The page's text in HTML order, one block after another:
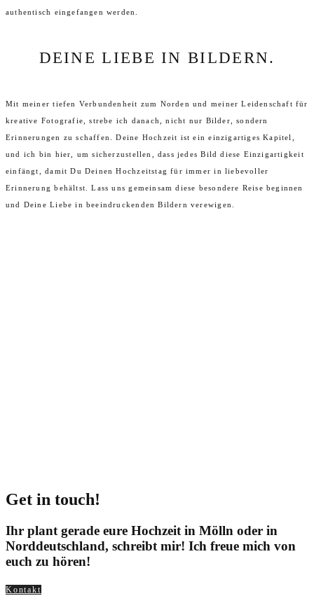
authentisch eingefangen werden.
DEINE LIEBE IN BILDERN.
Mit meiner tiefen Verbundenheit zum Norden und meiner Leidenschaft für
kreative Fotografie, strebe ich danach, nicht nur Bilder, sondern
Erinnerungen zu schaffen. Deine Hochzeit ist ein einzigartiges Kapitel,
und ich bin hier, um sicherzustellen, dass jedes Bild diese Einzigartigkeit
einfängt, damit Du Deinen Hochzeitstag für immer in liebevoller
Erinnerung behältst. Lass uns gemeinsam diese besondere Reise beginnen
und Deine Liebe in beeindruckenden Bildern verewigen.
Get in touch!
Ihr plant gerade eure Hochzeit in Mölln oder in
Norddeutschland, schreibt mir! Ich freue mich von
euch zu hören!
Kontakt